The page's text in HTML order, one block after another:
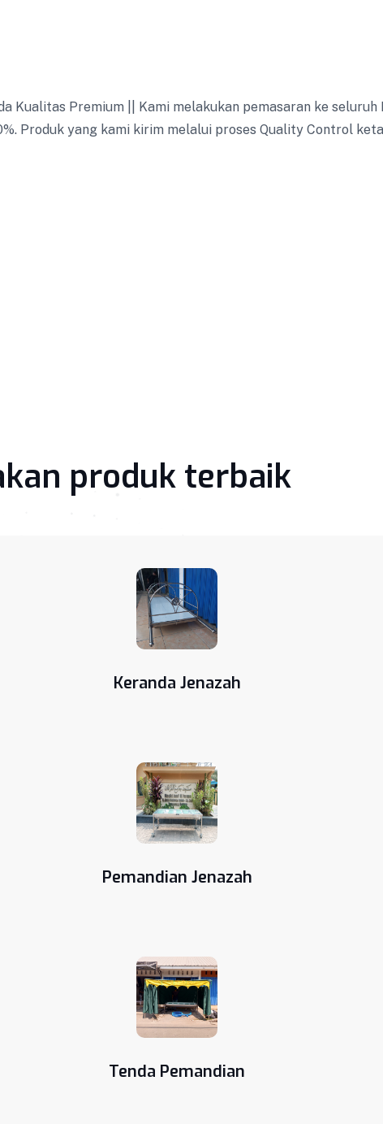
Kualitas Premium || Kami melakukan pemasaran ke seluruh
Produk yang kami kirim melalui proses Quality Control
produk terbaik
Keranda Jenazah
Pemandian Jenazah
Tenda Pemandian